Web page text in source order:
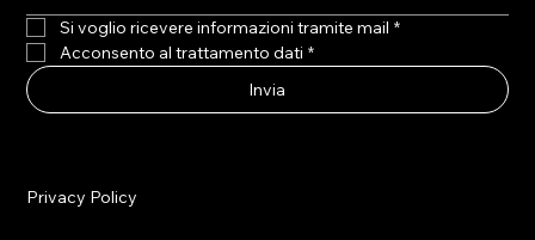
Si voglio ricevere informazioni tramite mail *
Acconsento al trattamento dati *
Invia
Privacy Policy